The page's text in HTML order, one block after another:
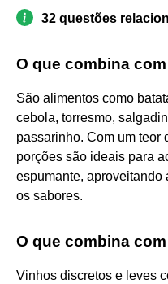
32 questões
O que combina
São alimentos como
cebola, torresmo,
passarinho. Com um teor
porções são ideais para
espumante, aproveitando
os sabores.
O que combina
Vinhos discretos e leves